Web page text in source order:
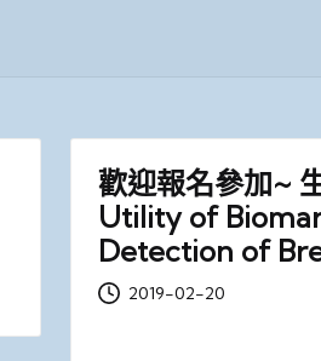
歡迎報名參加~
Utility of
Detection of
2019-02-20